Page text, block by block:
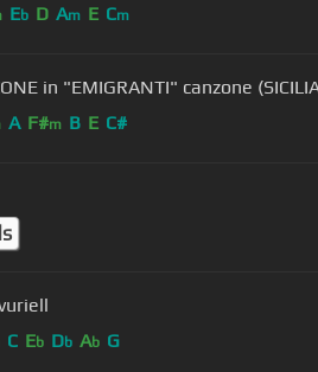
Eb D Am E Cm
in "EMIGRANTI" canzone
A F#m B E C#
C Eb Db Ab G